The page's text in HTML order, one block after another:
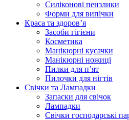
Силіконові пензлики
Форми для випічки
Краса та здоров’я
Засоби гігієни
Косметика
Манікюрні кусачки
Манікюрні ножиці
Пилки для п’ят
Пилочки для нігтів
Свічки та Лампадки
Запаски для свічок
Лампадки
Свічки господарські